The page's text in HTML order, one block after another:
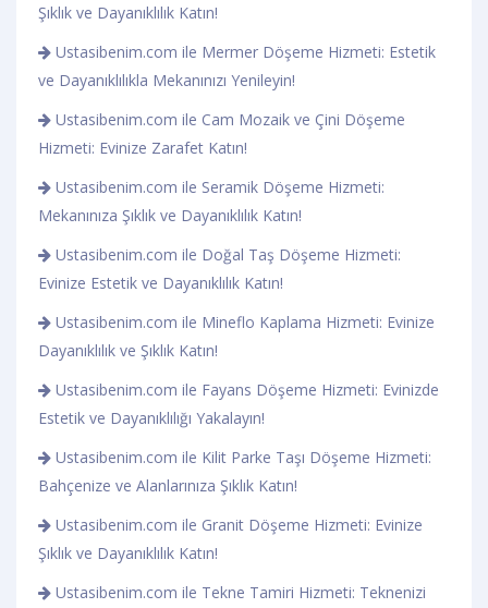
Şıklık ve Dayanıklılık Katın!
Ustasibenim.com ile Mermer Döşeme Hizmeti: Estetik
ve Dayanıklılıkla Mekanınızı Yenileyin!
Ustasibenim.com ile Cam Mozaik ve Çini Döşeme
Hizmeti: Evinize Zarafet Katın!
Ustasibenim.com ile Seramik Döşeme Hizmeti:
Mekanınıza Şıklık ve Dayanıklılık Katın!
Ustasibenim.com ile Doğal Taş Döşeme Hizmeti:
Evinize Estetik ve Dayanıklılık Katın!
Ustasibenim.com ile Mineflo Kaplama Hizmeti: Evinize
Dayanıklılık ve Şıklık Katın!
Ustasibenim.com ile Fayans Döşeme Hizmeti: Evinizde
Estetik ve Dayanıklılığı Yakalayın!
Ustasibenim.com ile Kilit Parke Taşı Döşeme Hizmeti:
Bahçenize ve Alanlarınıza Şıklık Katın!
Ustasibenim.com ile Granit Döşeme Hizmeti: Evinize
Şıklık ve Dayanıklılık Katın!
Ustasibenim.com ile Tekne Tamiri Hizmeti: Teknenizi